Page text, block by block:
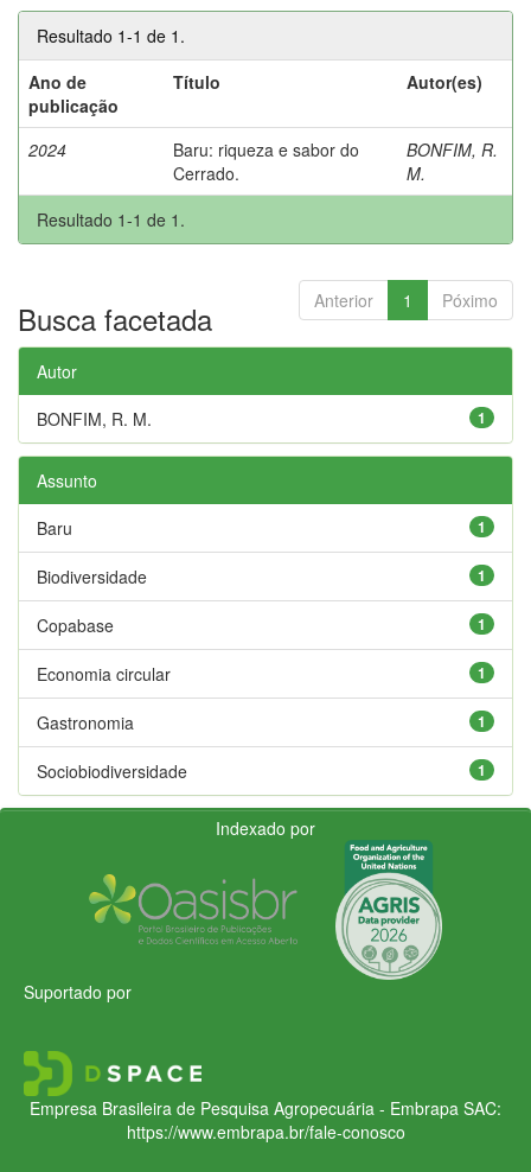
Resultado 1-1 de 1.
Ano de
publicação
Título Autor(es)
2024
Baru: riqueza e sabor do
Cerrado.
BONFIM, R.
M.
Resultado 1-1 de 1.
Anterior 1 Póximo
Busca facetada
Autor
1
BONFIM, R. M.
Assunto
1
Baru
1
Biodiversidade
1
Copabase
1
Economia circular
1
Gastronomia
1
Sociobiodiversidade
Indexado por
Suportado por
Empresa Brasileira de Pesquisa Agropecuária - Embrapa SAC:
https://www.embrapa.br/fale-conosco